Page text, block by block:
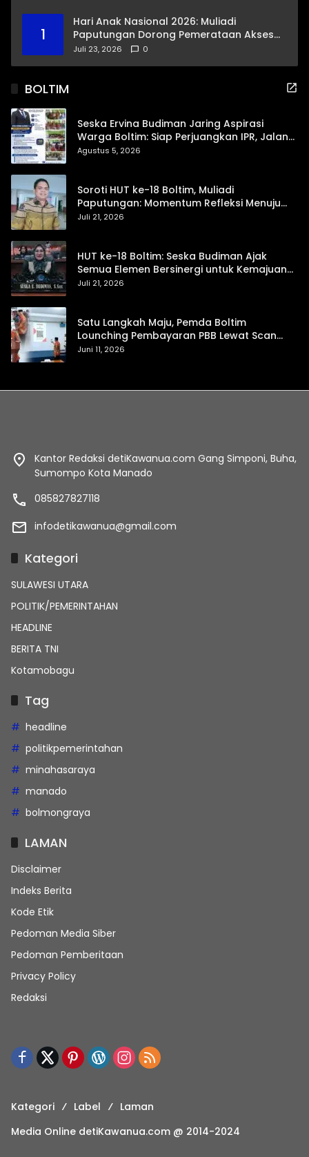
1
Hari Anak Nasional 2026: Muliadi
Paputungan Dorong Pemerataan Akses
Pendidikan dan Proteksi Digital Anak Sulut
Juli 23, 2026 0
BOLTIM
Seska Ervina Budiman Jaring Aspirasi
Warga Boltim: Siap Perjuangkan IPR, Jalan
Trans, hingga Pemasaran UMKM
Agustus 5, 2026
Soroti HUT ke-18 Boltim, Muliadi
Paputungan: Momentum Refleksi Menuju
Daerah Mandiri dan Berdaya Saing
Juli 21, 2026
HUT ke-18 Boltim: Seska Budiman Ajak
Semua Elemen Bersinergi untuk Kemajuan
Daerah
Juli 21, 2026
Satu Langkah Maju, Pemda Boltim
Lounching Pembayaran PBB Lewat Scan
Qris
Juni 11, 2026
Kantor Redaksi detiKawanua.com Gang Simponi, Buha,
Sumompo Kota Manado
085827827118
infodetikawanua@gmail.com
Kategori
SULAWESI UTARA
POLITIK/PEMERINTAHAN
HEADLINE
BERITA TNI
Kotamobagu
Tag
headline
politikpemerintahan
minahasaraya
manado
bolmongraya
LAMAN
Disclaimer
Indeks Berita
Kode Etik
Pedoman Media Siber
Pedoman Pemberitaan
Privacy Policy
Redaksi
Kategori Label
Laman
Media Online detiKawanua.com @ 2014-2024